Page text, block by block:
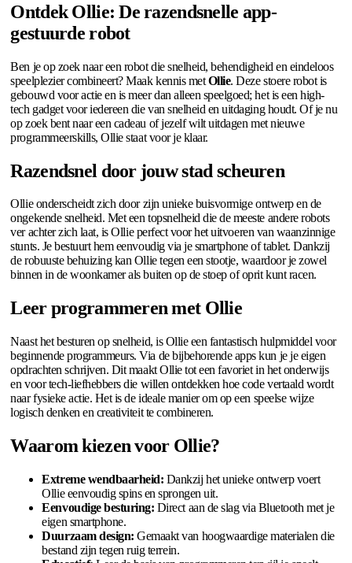
Ontdek Ollie: De razendsnelle app-
gestuurde robot
Ben je op zoek naar een robot die snelheid, behendigheid en eindeloos
speelplezier combineert? Maak kennis metOllie. Deze stoere robot is
gebouwd voor actie en is meer dan alleen speelgoed; het is een high-
tech gadget voor iedereen die van snelheid en uitdaging houdt. Of je nu
op zoek bent naar een cadeau of jezelf wilt uitdagen met nieuwe
programmeerskills, Ollie staat voor je klaar.
Razendsnel door jouw stad scheuren
Ollie onderscheidt zich door zijn unieke buisvormige ontwerp en de
ongekende snelheid. Met een topsnelheid die de meeste andere robots
ver achter zich laat, is Ollie perfect voor het uitvoeren van waanzinnige
stunts. Je bestuurt hem eenvoudig via je smartphone of tablet. Dankzij
de robuuste behuizing kan Ollie tegen een stootje, waardoor je zowel
binnen in de woonkamer als buiten op de stoep of oprit kunt racen.
Leer programmeren met Ollie
Naast het besturen op snelheid, is Ollie een fantastisch hulpmiddel voor
beginnende programmeurs. Via de bijbehorende apps kun je je eigen
opdrachten schrijven. Dit maakt Ollie tot een favoriet in het onderwijs
en voor tech-liefhebbers die willen ontdekken hoe code vertaald wordt
naar fysieke actie. Het is de ideale manier om op een speelse wijze
logisch denken en creativiteit te combineren.
Waarom kiezen voor Ollie?
Extreme wendbaarheid: Dankzij het unieke ontwerp voert
Ollie eenvoudig spins en sprongen uit.
Eenvoudige besturing: Direct aan de slag via Bluetooth met je
eigen smartphone.
Duurzaam design: Gemaakt van hoogwaardige materialen die
bestand zijn tegen ruig terrein.